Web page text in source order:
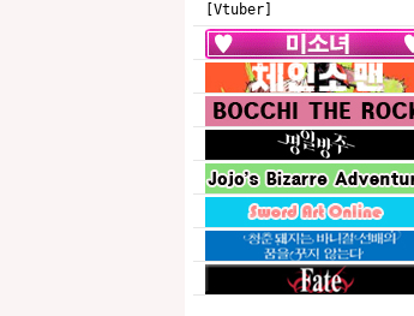
[Vtuber]